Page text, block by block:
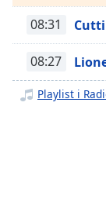
Chapters
Descriptions
descriptions
08:31
08:27
Playlist i